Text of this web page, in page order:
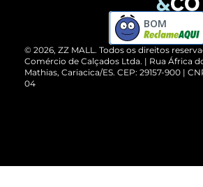
Cartão Presente
Vendas Corporativas
Compre pelo WhatsApp
© 2026, ZZ MALL. Todos os direitos
Comércio de Calçados Ltda. | Rua África
Mathias, Cariacica/ES. CEP: 29157-900 |
04
BOM